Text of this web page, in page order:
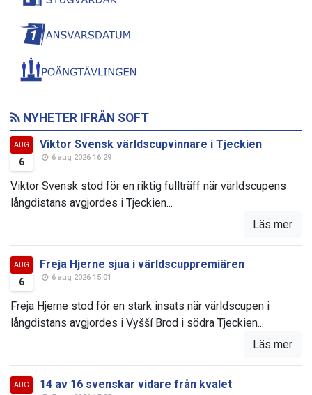
NYHETER IFRÅN SOFT
AUG
6
Viktor Svensk världscupvinnare i Tjeckien
6 aug 2026 16:29
Viktor Svensk stod för en riktig fullträff när världscupens
långdistans avgjordes i Tjeckien...
Läs mer
AUG
6
Freja Hjerne sjua i världscuppremiären
6 aug 2026 15:01
Freja Hjerne stod för en stark insats när världscupen i
långdistans avgjordes i Vyšší Brod i södra Tjeckien...
Läs mer
AUG 14 av 16 svenskar vidare från kvalet